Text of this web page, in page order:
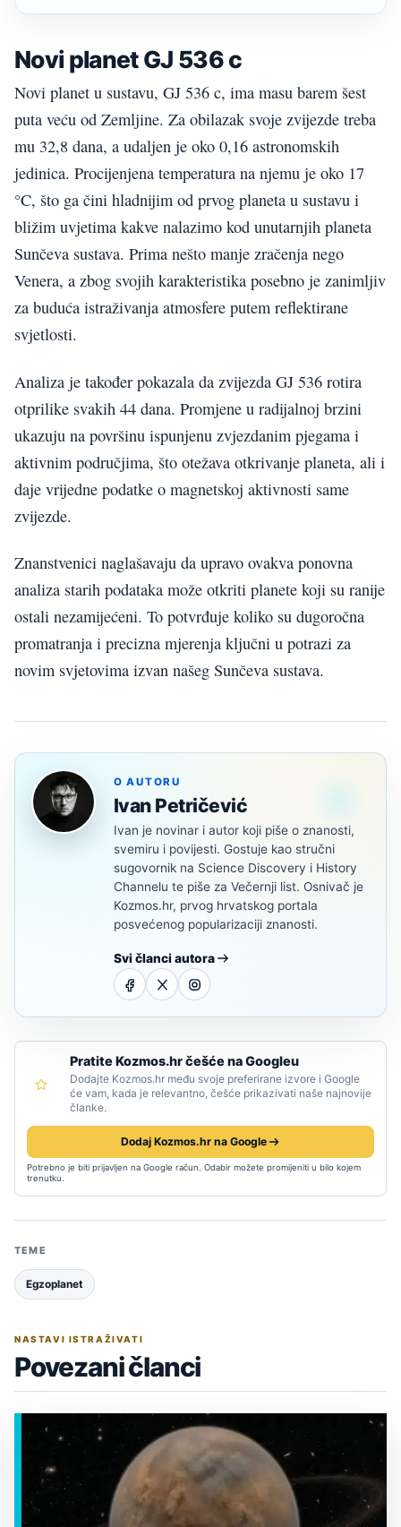
Novi planet GJ 536 c
Novi planet u sustavu, GJ 536 c, ima masu barem šest
puta veću od Zemljine. Za obilazak svoje zvijezde treba
mu 32,8 dana, a udaljen je oko 0,16 astronomskih
jedinica. Procijenjena temperatura na njemu je oko 17
°C, što ga čini hladnijim od prvog planeta u sustavu i
bližim uvjetima kakve nalazimo kod unutarnjih planeta
Sunčeva sustava. Prima nešto manje zračenja nego
Venera, a zbog svojih karakteristika posebno je zanimljiv
za buduća istraživanja atmosfere putem reflektirane
svjetlosti.
Analiza je također pokazala da zvijezda GJ 536 rotira
otprilike svakih 44 dana. Promjene u radijalnoj brzini
ukazuju na površinu ispunjenu zvjezdanim pjegama i
aktivnim područjima, što otežava otkrivanje planeta, ali i
daje vrijedne podatke o magnetskoj aktivnosti same
zvijezde.
Znanstvenici naglašavaju da upravo ovakva ponovna
analiza starih podataka može otkriti planete koji su ranije
ostali nezamijećeni. To potvrđuje koliko su dugoročna
promatranja i precizna mjerenja ključni u potrazi za
novim svjetovima izvan našeg Sunčeva sustava.
O AUTORU
Ivan Petričević
Ivan je novinar i autor koji piše o znanosti,
svemiru i povijesti. Gostuje kao stručni
sugovornik na Science Discovery i History
Channelu te piše za Večernji list. Osnivač je
Kozmos.hr, prvog hrvatskog portala
posvećenog popularizaciji znanosti.
Svi članci autora
Pratite Kozmos.hr češće na Googleu
Dodajte Kozmos.hr među svoje preferirane izvore i Google
će vam, kada je relevantno, češće prikazivati naše najnovije
članke.
Dodaj Kozmos.hr na Google
Potrebno je biti prijavljen na Google račun. Odabir možete promijeniti u bilo kojem
trenutku.
TEME
Egzoplanet
NASTAVI ISTRAŽIVATI
Povezani članci